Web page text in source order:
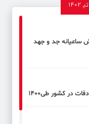
ساعیانه جد و جهد